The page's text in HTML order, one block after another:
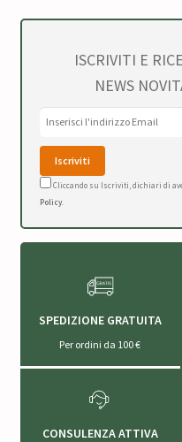
ISCRIVITI E
NEWS
Cliccando su Iscriviti, dichiari di
Policy.
SPEDIZIONE GRATUITA
Per ordini da 100 €
CONSULENZA ATTIVA